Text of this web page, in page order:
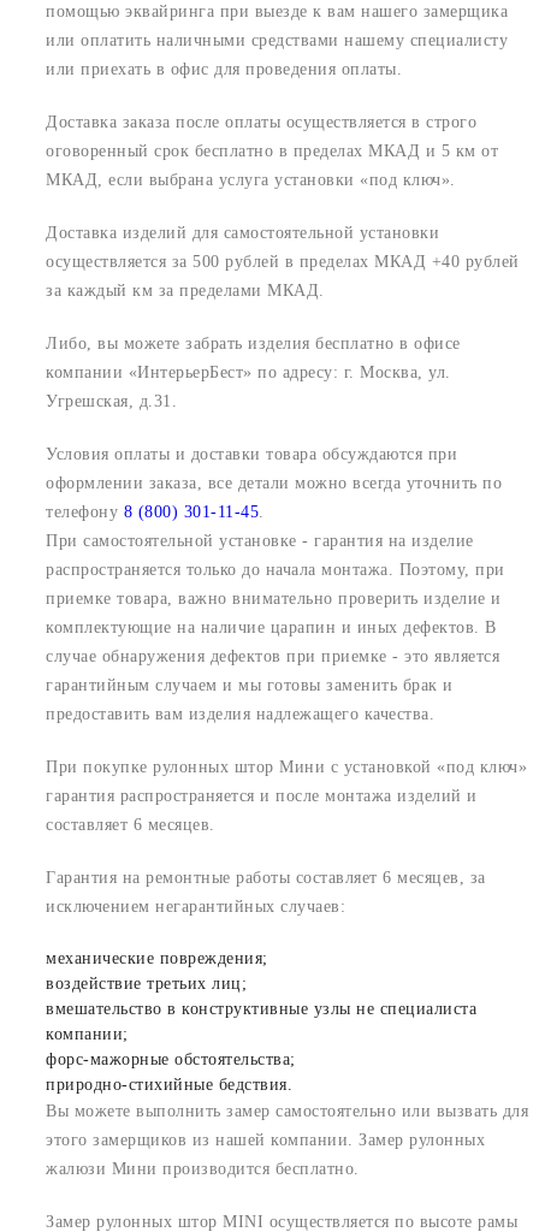
помощью эквайринга при выезде к вам нашего замерщика
или оплатить наличными средствами нашему специалисту
или приехать в офис для проведения оплаты.
Доставка заказа после оплаты осуществляется в строго
оговоренный срок бесплатно в пределах МКАД и 5 км от
МКАД, если выбрана услуга установки «под ключ».
Доставка изделий для самостоятельной установки
осуществляется за 500 рублей в пределах МКАД +40 рублей
за каждый км за пределами МКАД.
Либо, вы можете забрать изделия бесплатно в офисе
компании «ИнтерьерБест» по адресу: г. Москва, ул.
Угрешская, д.31.
Условия оплаты и доставки товара обсуждаются при
оформлении заказа, все детали можно всегда уточнить по
телефону 8 (800) 301-11-45
При самостоятельной установке - гарантия на изделие
распространяется только до начала монтажа. Поэтому, при
приемке товара, важно внимательно проверить изделие и
комплектующие на наличие царапин и иных дефектов. В
случае обнаружения дефектов при приемке - это является
гарантийным случаем и мы готовы заменить брак и
предоставить вам изделия надлежащего качества.
При покупке рулонных штор Мини с установкой «под ключ»
гарантия распространяется и после монтажа изделий и
составляет 6 месяцев.
Гарантия на ремонтные работы составляет 6 месяцев, за
исключением негарантийных случаев:
механические повреждения;
воздействие третьих лиц;
вмешательство в конструктивные узлы не специалиста
компании;
форс-мажорные обстоятельства;
природно-стихийные бедствия.
Вы можете выполнить замер самостоятельно или вызвать для
этого замерщиков из нашей компании. Замер рулонных
жалюзи Мини производится бесплатно.
Замер рулонных штор MINI осуществляется по высоте рамы